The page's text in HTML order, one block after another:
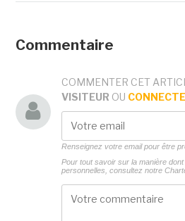
Commentaire
COMMENTER CET
VISITEUR OU
Renseignez votre email pour être
Pour tout savoir sur la manière
personnelles, consultez notre